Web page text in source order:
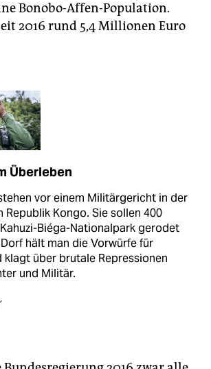
Bonobo-Affen-Population.
2016 rund 5,4 Millionen Euro
Überleben
vor einem Militärgericht in der
Republik Kongo. Sie sollen 400
Biéga-Nationalpark gerodet
hält man die Vorwürfe für
klagt über brutale Repressionen
und Militär.